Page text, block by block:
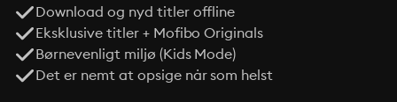
Download og nyd titler offline
Eksklusive titler + Mofibo Originals
Børnevenligt miljø (Kids Mode)
Det er nemt at opsige når som helst